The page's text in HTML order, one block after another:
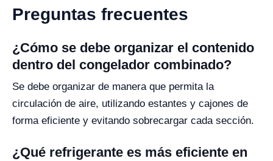
Preguntas frecuentes
¿Cómo se debe organizar el contenido
dentro del congelador combinado?
Se debe organizar de manera que permita la
circulación de aire, utilizando estantes y cajones de
forma eficiente y evitando sobrecargar cada sección.
¿Qué refrigerante es más eficiente en